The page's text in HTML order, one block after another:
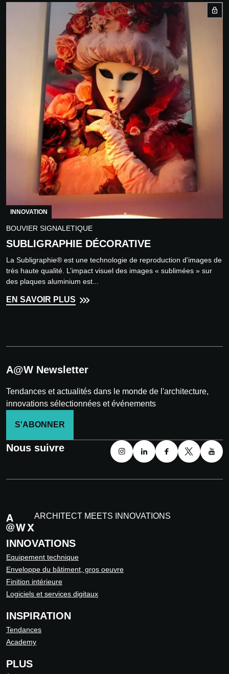
INNOVATION
BOUVIER SIGNALETIQUE
SUBLIGRAPHIE DÉCORATIVE
La Subligraphie® est une technologie de reproduction d'images de
très haute qualité. L’impact visuel des images « sublimées » sur
des plaques aluminium est...
EN SAVOIR PLUS
A@W Newsletter
Tendances et actualités dans le monde de l'architecture,
innovations sélectionnées et événements
S'ABONNER
Nous suivre
ARCHITECT MEETS INNOVATIONS
INNOVATIONS
Equipement technique
Enveloppe du bâtiment, gros oeuvre
Finition intérieure
Logiciels et services digitaux
INSPIRATION
Tendances
Academy
PLUS